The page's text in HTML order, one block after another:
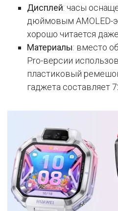
Дисплей: часы
дюймовым AMOLED-
хорошо читается
Материалы: вместо
Pro-версии
пластиковый
гаджета составляет